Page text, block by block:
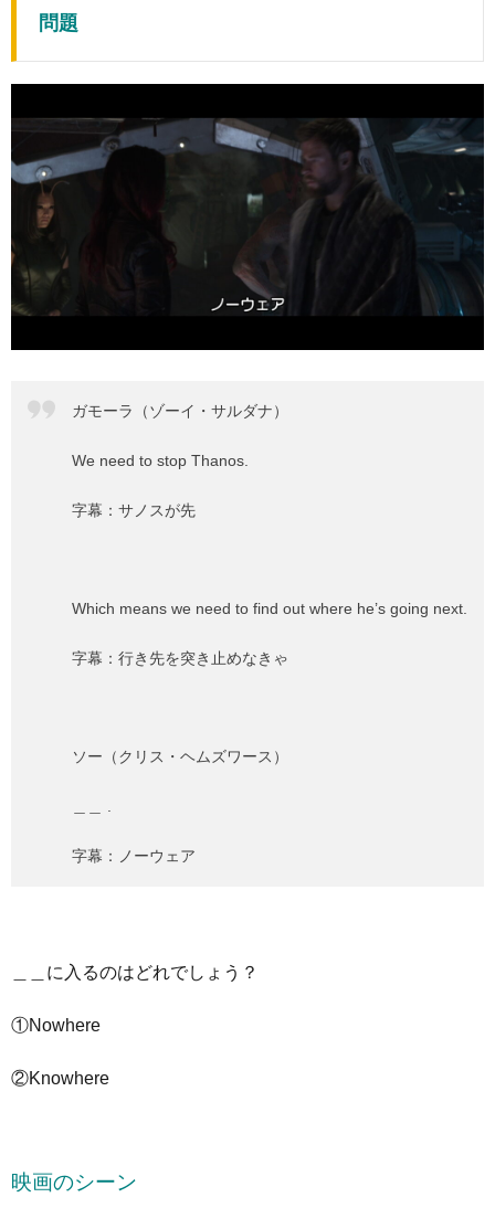
問題
ガモーラ（ゾーイ・サルダナ）
We need to stop Thanos.
字幕：サノスが先
Which means we need to find out where he’s going next.
字幕：行き先を突き止めなきゃ
ソー（クリス・ヘムズワース）
字幕：ノーウェア
＿＿に入るのはどれでしょう？
①Nowhere
②Knowhere
映画のシーン